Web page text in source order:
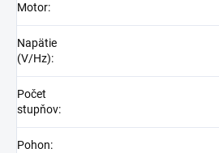
Motor:
Napätie
(V/Hz):
Počet
stupňov:
Pohon: